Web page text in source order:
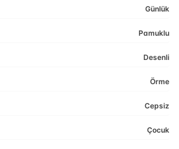
Günlük
Pamuklu
Desenli
Örme
Cepsiz
Çocuk